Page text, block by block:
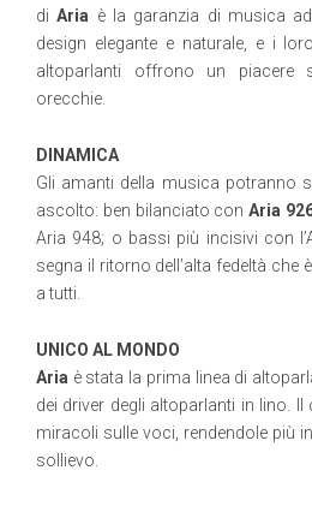
diAria è la garanzia di musica
design elegante e naturale, e i
altoparlanti offrono un
orecchie.
DINAMICA
Gli amanti della musica potranno
ascolto: ben bilanciato conAria
Aria 948; o bassi più incisivi con
segna il ritorno dell’alta fedeltà che
a tutti.
UNICO AL MONDO
Aria è stata la prima linea di
dei driver degli altoparlanti in lino.
miracoli sulle voci, rendendole più
sollievo.